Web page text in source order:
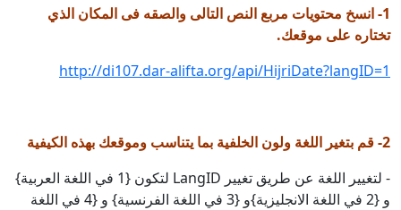
1- انسخ محتويات مربع النص التالى والصقه فى المكان الذي
تختاره على موقعك.
http://di107.dar-alifta.org/api/HijriDate?langID=1
2- قم بتغير اللغة ولون الخلفية بما يتناسب وموقعك بهذه الكيفية
- لتغيير اللغة عن طريق تغيير LangID لتكون {1 في اللغة العربية}
و {2 في اللغة الانجليزية}و {3 في اللغة الفرنسية} و {4 في اللغة